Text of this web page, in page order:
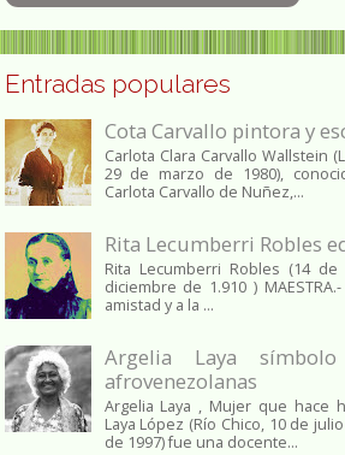
Entradas populares
Cota Carvallo pintora y
Carlota Clara Carvallo Wallstein
29 de marzo de 1980),
Carlota Carvallo de Nuñez,...
Rita Lecumberri Robles
Rita Lecumberri Robles (14
diciembre de 1.910 )
amistad y a la ...
Argelia Laya
afrovenezolanas
Argelia Laya , Mujer que hace
Laya López (Río Chico, 10 de
de 1997) fue una docente...